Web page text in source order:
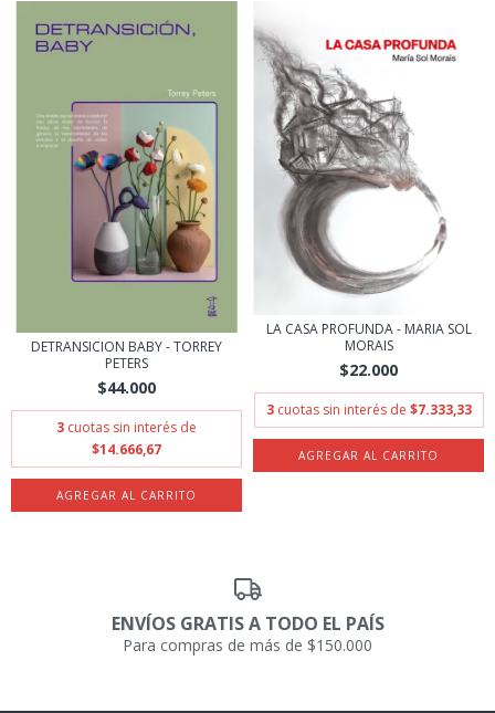
DETRANSICION BABY - TORREY
PETERS
$44.000
3 cuotas sin interés de
$14.666,67
LA CASA PROFUNDA - MARIA SOL
MORAIS
$22.000
3 cuotas sin interés de $7.333,33
ENVÍOS GRATIS A TODO EL PAÍS
Para compras de más de $150.000